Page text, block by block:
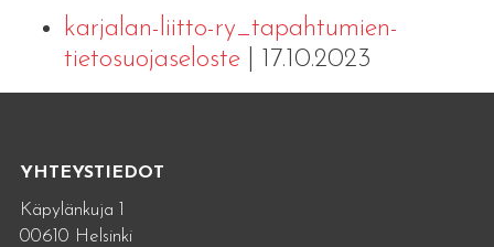
karjalan-liitto-ry_tapahtumien-
tietosuojaseloste| 17.10.2023
YHTEYSTIEDOT
Käpylänkuja 1
00610 Helsinki